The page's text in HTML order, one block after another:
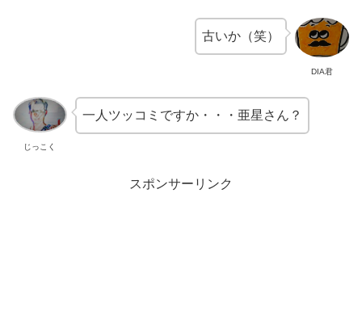
DIA君
古いか（笑）
じっこく
一人ツッコミですか・・・亜星さん？
スポンサーリンク